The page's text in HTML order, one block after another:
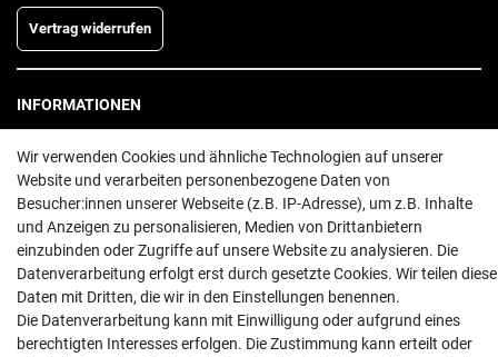
Vertrag widerrufen
INFORMATIONEN
Hilfe
Versand
Zahlungsarten
Kontakt
Wir verwenden Cookies und ähnliche Technologien auf unserer
Website und verarbeiten personenbezogene Daten von
Besucher:innen unserer Webseite (z.B. IP-Adresse), um z.B. Inhalte
und Anzeigen zu personalisieren, Medien von Drittanbietern
einzubinden oder Zugriffe auf unsere Website zu analysieren. Die
Datenverarbeitung erfolgt erst durch gesetzte Cookies. Wir teilen diese
Daten mit Dritten, die wir in den Einstellungen benennen.
Die Datenverarbeitung kann mit Einwilligung oder aufgrund eines
berechtigten Interesses erfolgen. Die Zustimmung kann erteilt oder